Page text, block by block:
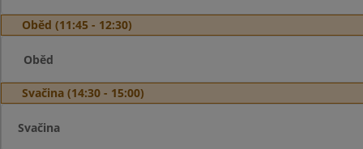
Oběd (11:45 - 12:30)
Oběd
Svačina (14:30 - 15:00)
Svačina